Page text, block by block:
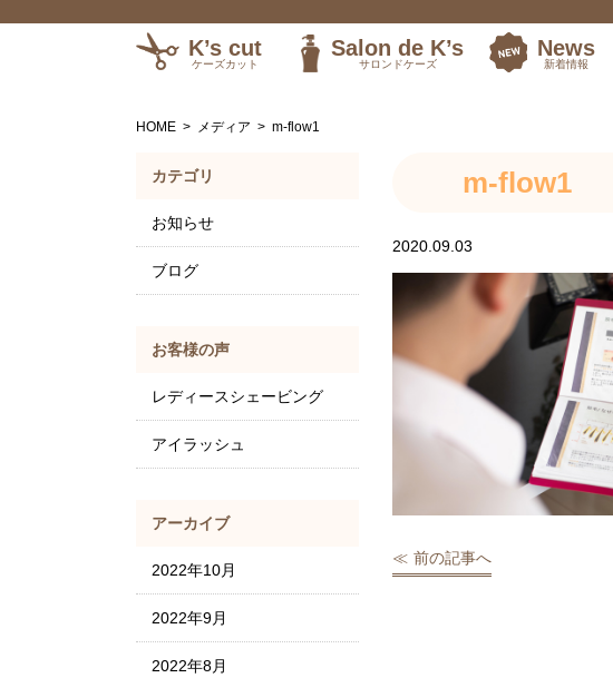
K’s cut
ケーズカット
Salon de K’s
サロンドケーズ
News
新着情報
HOME メディア m-flow1
m-flow1
2020.09.03
前の記事へ
カテゴリ
お知らせ
ブログ
お客様の声
レディースシェービング
アイラッシュ
アーカイブ
2022年10月
2022年9月
2022年8月